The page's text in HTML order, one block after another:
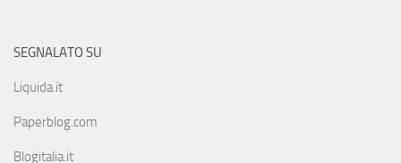
SEGNALATO SU
Liquida.it
Paperblog.com
Blogitalia.it